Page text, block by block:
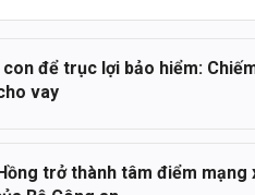
để trục lợi bảo hiểm:
vay
trở thành tâm điểm mạng